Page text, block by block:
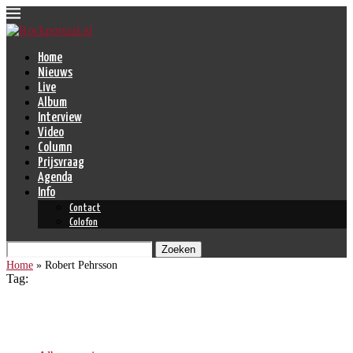
Home
Nieuws
Live
Album
Interview
Video
Column
Prijsvraag
Agenda
Info
Contact
Colofon
Zoeken
Home » Robert Pehrsson
Tag: